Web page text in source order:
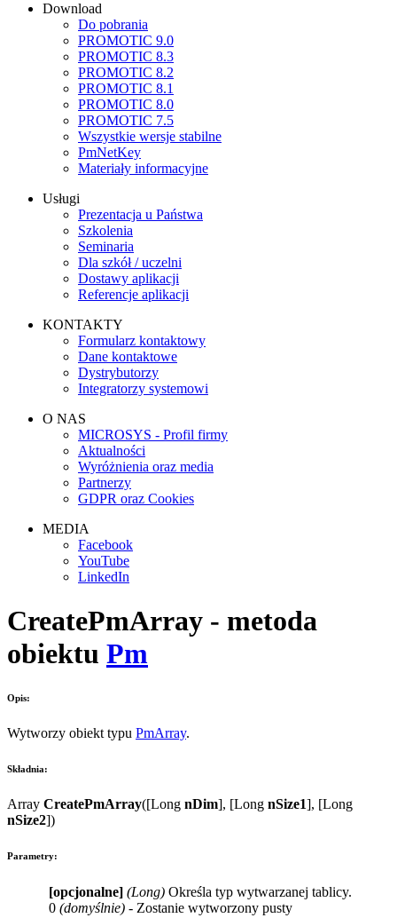
Download
Do pobrania
PROMOTIC 9.0
PROMOTIC 8.3
PROMOTIC 8.2
PROMOTIC 8.1
PROMOTIC 8.0
PROMOTIC 7.5
Wszystkie wersje stabilne
PmNetKey
Materiały informacyjne
Usługi
Prezentacja u Państwa
Szkolenia
Seminaria
Dla szkół / uczelni
Dostawy aplikacji
Referencje aplikacji
KONTAKTY
Formularz kontaktowy
Dane kontaktowe
Dystrybutorzy
Integratorzy systemowi
O NAS
MICROSYS - Profil firmy
Aktualności
Wyróżnienia oraz media
Partnerzy
GDPR oraz Cookies
MEDIA
Facebook
YouTube
LinkedIn
CreatePmArray - metoda
obiektu Pm
Opis:
Wytworzy obiekt typu PmArray.
Składnia:
Array CreatePmArray([Long nDim], [Long nSize1], [Long
nSize2])
Parametry:
[opcjonalne] (Long) Określa typ wytwarzanej tablicy.
0 (domyślnie) - Zostanie wytworzony pusty